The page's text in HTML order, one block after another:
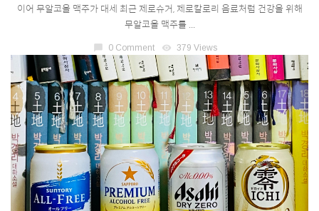
이어 무알코올 맥주가 대세 최근 제로슈거, 제로칼로리 음료처럼 건강을 위해
무알코올 맥주를 ...
0 Comment visibility 379 Views